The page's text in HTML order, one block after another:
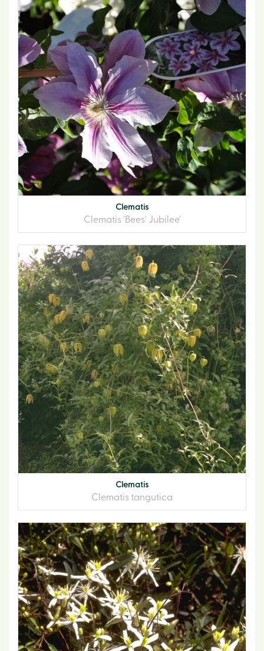
Clematis
Clematis 'Bees' Jubilee'
Clematis
Clematis tangutica